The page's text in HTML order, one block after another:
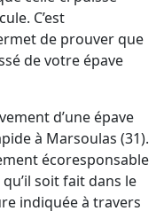
C’est
de prouver que
de votre épave
d’une épave
à Marsoulas (31).
écoresponsable
soit fait dans le
indiquée à travers